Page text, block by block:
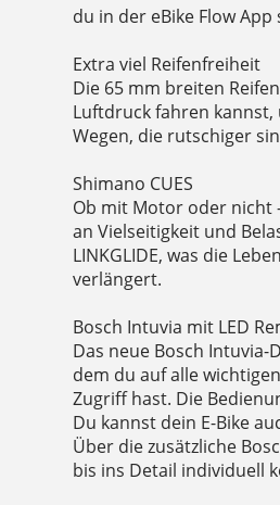
du in der eBike Flow
Extra viel Reifenfreiheit
Die 65 mm breiten
Luftdruck fahren
Wegen, die rutschiger
Shimano CUES
Ob mit Motor oder nicht
an Vielseitigkeit und
LINKGLIDE, was die
verlängert.
Bosch Intuvia mit LED
Das neue Bosch
dem du auf alle
Zugriff hast. Die
Du kannst dein E-Bike
Über die zusätzliche
bis ins Detail individuell